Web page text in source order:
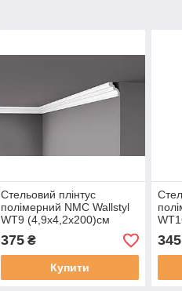
Стельовий плінтус
полімерний NMC Wallstyl
WT9 (4,9х4,2х200)см
375₴
Купити
345